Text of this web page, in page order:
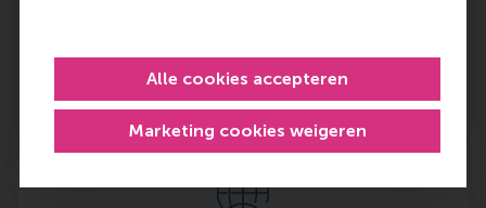
Marketing cookies weigeren
Alle cookies accepteren
Meer informatie